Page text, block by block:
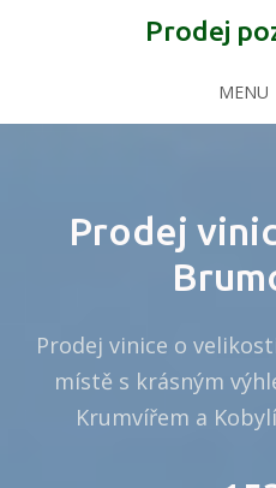
Prodej
MENU
Prodej
Prodej vinice o
místě s krásným
Krumvířem a